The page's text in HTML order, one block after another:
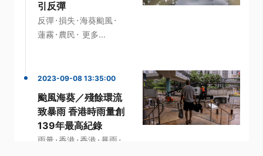
引反彈
反彈·損失 ·海葵颱風·
蓮霧· 農民 · 更多...
2023-09-08 13:35:00
颱風海葵／殘餘環流
致暴雨 香港時雨量創
139年最高紀錄
雨量·香港 ·香港 · 暴雨·